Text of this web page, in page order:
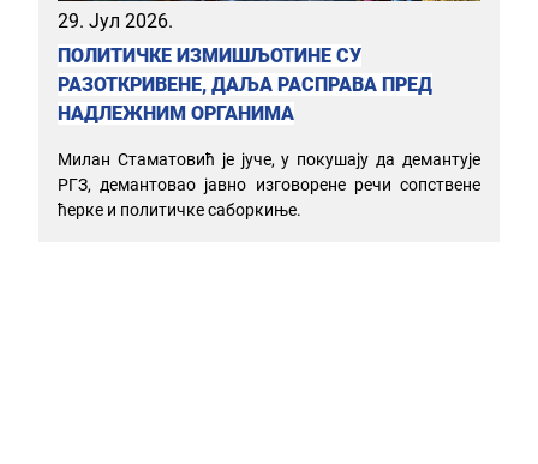
29. Јул 2026.
ПОЛИТИЧКЕ ИЗМИШЉОТИНЕ СУ
РАЗОТКРИВЕНЕ, ДАЉА РАСПРАВА ПРЕД
НАДЛЕЖНИМ ОРГАНИМА
Милан Стаматовић је јуче, у покушају да демантује
РГЗ, демантовао јавно изговорене речи сопствене
ћерке и политичке саборкиње.